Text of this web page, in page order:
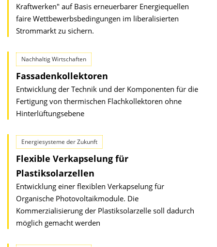
Kraftwerken" auf Basis erneuerbarer Energiequellen
faire Wettbewerbsbedingungen im liberalisierten
Strommarkt zu sichern.
Nachhaltig Wirtschaften
Fassadenkollektoren
Entwicklung der Technik und der Komponenten für die
Fertigung von thermischen Flachkollektoren ohne
Hinterlüftungsebene
Energiesysteme der Zukunft
Flexible Verkapselung für
Plastiksolarzellen
Entwicklung einer flexiblen Verkapselung für
Organische Photovoltaikmodule. Die
Kommerzialisierung der Plastiksolarzelle soll dadurch
möglich gemacht werden